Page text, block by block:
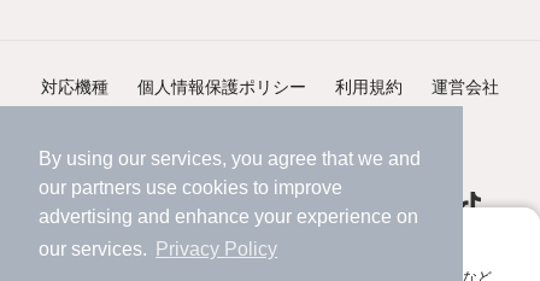
By using our services, you agree that we and
our partners use cookies to improve
advertising and enhance your experience on
our services.
Privacy Policy
アプリに切り替えて、サクサクお部屋探し
会員登録なしですぐ使える。マップ検索やお気に入り保存など、
対応機種 個人情報保護ポリシー 利用規約 運営会社